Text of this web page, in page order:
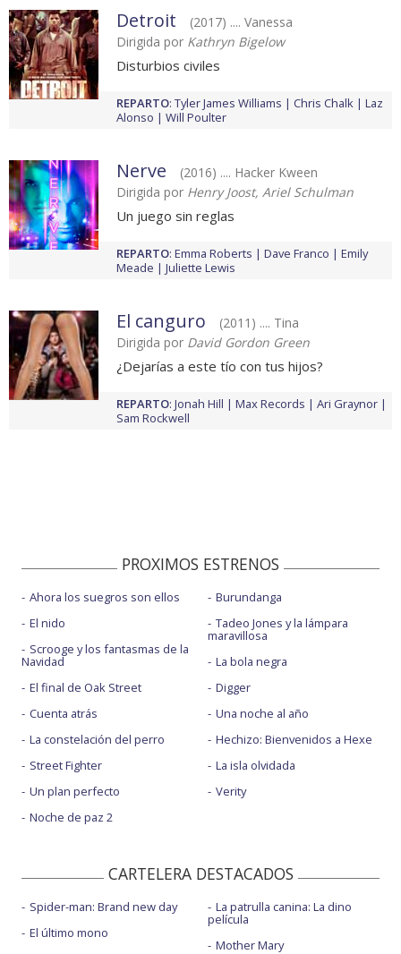
Detroit
(2017) .... Vanessa
Dirigida por Kathryn Bigelow
Disturbios civiles
REPARTO: Tyler James Williams Chris Chalk
Laz
Alonso
Will Poulter
Nerve
(2016) .... Hacker Kween
Dirigida por Henry Joost, Ariel Schulman
Un juego sin reglas
REPARTO: Emma Roberts Dave Franco
Emily
Meade
Juliette Lewis
El canguro
(2011) .... Tina
Dirigida por David Gordon Green
¿Dejarías a este tío con tus hijos?
REPARTO: Jonah Hill Max Records
Ari Graynor
Sam Rockwell
PROXIMOS ESTRENOS
Ahora los suegros son ellos
El nido
Scrooge y los fantasmas de la
Navidad
El final de Oak Street
Cuenta atrás
La constelación del perro
Street Fighter
Un plan perfecto
Noche de paz 2
Burundanga
Tadeo Jones y la lámpara
maravillosa
La bola negra
Digger
Una noche al año
Hechizo: Bienvenidos a Hexe
La isla olvidada
Verity
CARTELERA DESTACADOS
Spider-man: Brand new day
El último mono
La patrulla canina: La dino
película
Mother Mary